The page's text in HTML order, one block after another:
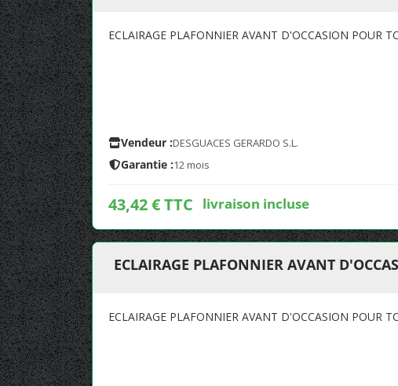
ECLAIRAGE PLAFONNIER AVANT D'OCCASION POUR
Vendeur :DESGUACES GERARDO S.L.
Garantie :12 mois
43,42 € TTC livraison incluse
ECLAIRAGE PLAFONNIER AVANT
ECLAIRAGE PLAFONNIER AVANT D'OCCASION POUR